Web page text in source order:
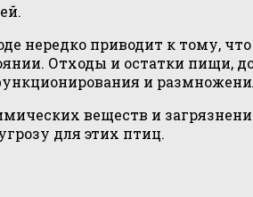
нередко приводит к тому,
Отходы и остатки пищи,
и
веществ и
для этих птиц.